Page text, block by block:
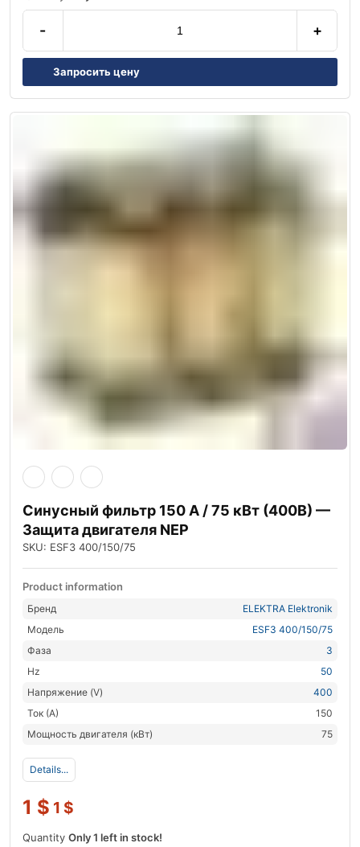
- +
Запросить цену
Синусный фильтр 150 А / 75 кВт (400В) —
Защита двигателя NEP
SKU: ESF3 400/150/75
Product information
Бренд
ELEKTRA Elektronik
Модель
ESF3 400/150/75
Фаза
3
Hz
50
Напряжение (V)
400
Ток (А)
150
Мощность двигателя (кВт)
75
Details...
1 $ 1 $
Quantity Only 1 left in stock!